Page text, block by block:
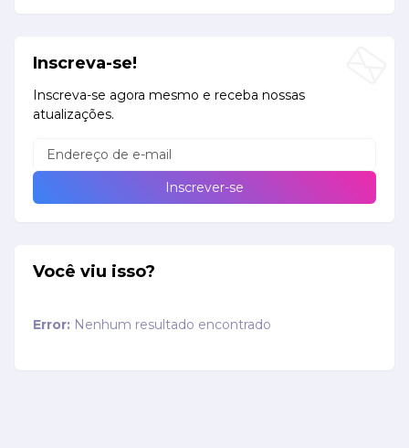
Inscreva-se!
Inscreva-se agora mesmo e receba nossas
atualizações.
Você viu isso?
Error: Nenhum resultado encontrado